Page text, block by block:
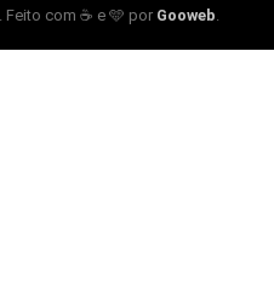
. Feito com ☕ e 🩵 por Gooweb